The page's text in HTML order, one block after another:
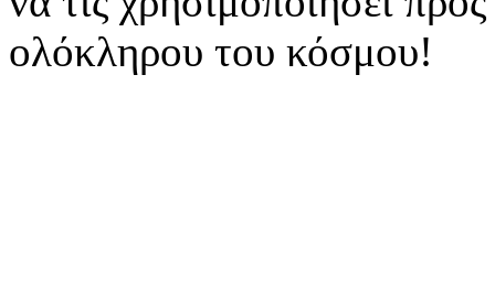
ολόκληρου του κόσμου!